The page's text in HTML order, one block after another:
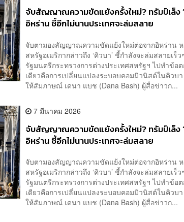
จับสัญญาณความขัดแย้งครั้งใหม่? ทรัมป์เล็ง ‘
อิหร่าน ชี้อีกไม่นานประเทศจะล่มสลาย
จับตามองสัญญาณความขัดแย้งใหม่ต่อจากอิหร่าน
สหรัฐอเมริกากล่าวถึง ‘คิวบา’ ชี้กำลังจะล่มสลายเร็
รัฐมนตรีกระทรวงการต่างประเทศสหรัฐฯ ไปทำข้อ
เดียวคือการเปลี่ยนแปลงระบอบคอมมิวนิสต์ในคิว
ให้สัมภาษณ์ เดนา แบช (Dana Bash) ผู้สื่อข่าวก...
7 มีนาคม 2026
จับสัญญาณความขัดแย้งครั้งใหม่? ทรัมป์เล็ง ‘
อิหร่าน ชี้อีกไม่นานประเทศจะล่มสลาย
จับตามองสัญญาณความขัดแย้งใหม่ต่อจากอิหร่าน
สหรัฐอเมริกากล่าวถึง ‘คิวบา’ ชี้กำลังจะล่มสลายเร็
รัฐมนตรีกระทรวงการต่างประเทศสหรัฐฯ ไปทำข้อ
เดียวคือการเปลี่ยนแปลงระบอบคอมมิวนิสต์ในคิว
ให้สัมภาษณ์ เดนา แบช (Dana Bash) ผู้สื่อข่าวก...